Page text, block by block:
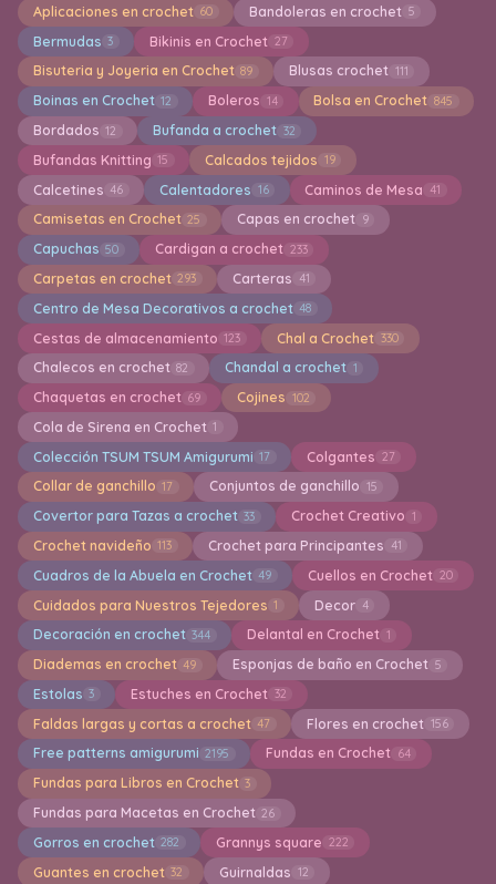
Aplicaciones en crochet 60 Bandoleras en crochet 5
Bermudas 3 Bikinis en Crochet 27
Bisuteria y Joyeria en Crochet 89 Blusas crochet 111
Boinas en Crochet 12 Boleros 14 Bolsa en Crochet 845
Bordados 12 Bufanda a crochet 32
Bufandas Knitting 15 Calcados tejidos 19
Calcetines 46 Calentadores 16 Caminos de Mesa 41
Camisetas en Crochet 25 Capas en crochet 9
Capuchas 50 Cardigan a crochet 233
Carpetas en crochet 293 Carteras 41
Centro de Mesa Decorativos a crochet 48
Cestas de almacenamiento 123 Chal a Crochet 330
Chalecos en crochet 82 Chandal a crochet 1
Chaquetas en crochet 69 Cojines 102
Cola de Sirena en Crochet 1
Colección TSUM TSUM Amigurumi 17 Colgantes 27
Collar de ganchillo 17 Conjuntos de ganchillo 15
Covertor para Tazas a crochet 33 Crochet Creativo 1
Crochet navideño 113 Crochet para Principantes 41
Cuadros de la Abuela en Crochet 49 Cuellos en Crochet 20
Cuidados para Nuestros Tejedores 1 Decor 4
Decoración en crochet 344 Delantal en Crochet 1
Diademas en crochet 49 Esponjas de baño en Crochet 5
Estolas 3 Estuches en Crochet 32
Faldas largas y cortas a crochet 47 Flores en crochet 156
Free patterns amigurumi 2195 Fundas en Crochet 64
Fundas para Libros en Crochet 3
Fundas para Macetas en Crochet 26
Gorros en crochet 282 Grannys square 222
Guantes en crochet 32 Guirnaldas 12